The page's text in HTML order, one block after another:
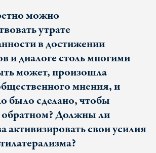
можно
утрате
в достижении
и диалоге столь многими
может, произошла
мнения, и
было сделано, чтобы
обратном? Должны ли
активизировать свои усилия